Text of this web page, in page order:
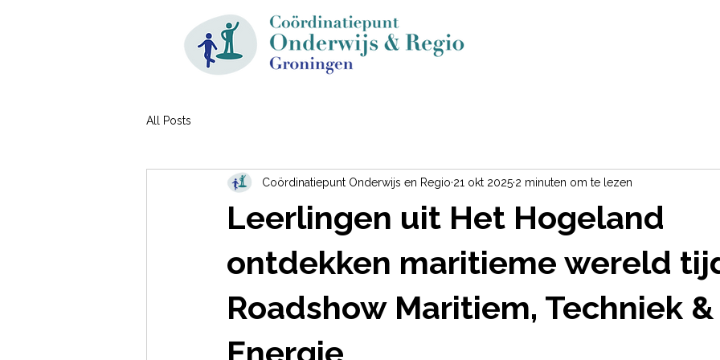
All Posts
Leerlingen uit Het Hogeland
ontdekken maritieme wereld
Roadshow Maritiem, Techniek &
Energie
Coördinatiepunt Onderwijs en Regio 21 okt 2025 2 minuten om te lezen